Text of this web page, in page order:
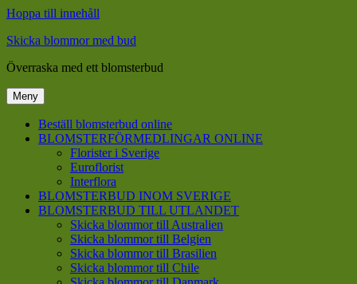
Hoppa till innehåll
Skicka blommor med bud
Överraska med ett blomsterbud
Meny
Beställ blomsterbud online
BLOMSTERFÖRMEDLINGAR ONLINE
Florister i Sverige
Euroflorist
Interflora
BLOMSTERBUD INOM SVERIGE
BLOMSTERBUD TILL UTLANDET
Skicka blommor till Australien
Skicka blommor till Belgien
Skicka blommor till Brasilien
Skicka blommor till Chile